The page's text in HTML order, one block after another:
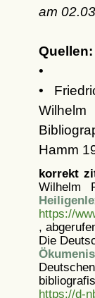
am
Quellen:
•
•
Hamm
korrekt
Wilhelm
https://
,
Die
https://d-